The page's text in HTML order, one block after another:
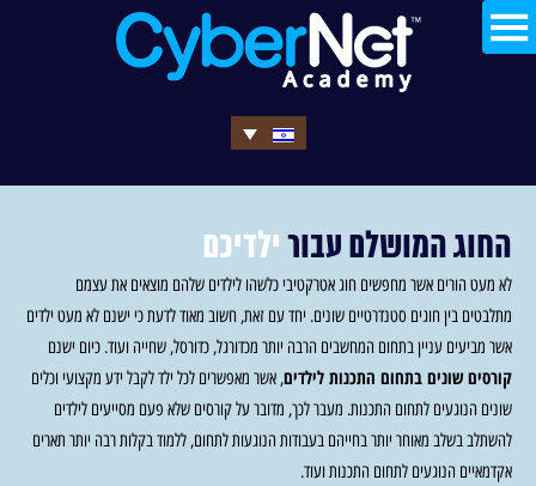
החוג המושלם עבור ילדיכם
לא מעט הורים אשר מחפשים חוג אטרקטיבי כלשהו לילדים שלהם מוצאים את עצמם
מתלבטים בין חוגים סטנדרטיים שונים. יחד עם זאת, חשוב מאוד לדעת כי ישנם לא מעט ילדים
אשר מביעים עניין בתחום המחשבים הרבה יותר מכדורגל, כדורסל, שחייה ועוד. כיום ישנם
קורסים שונים בתחום התכנות לילדים, אשר מאפשרים לכל ילד לקבל ידע מקצועי וכלים
שונים הנוגעים לתחום התכנות. מעבר לכך, מדובר על קורסים שלא פעם מסייעים לילדים
להשתלב בשלב מאוחר יותר בחייהם בעבודות הנוגעות לתחום, ללמוד בקלות רבה יותר תארים
אקדמאיים הנוגעים לתחום התכנות ועוד.